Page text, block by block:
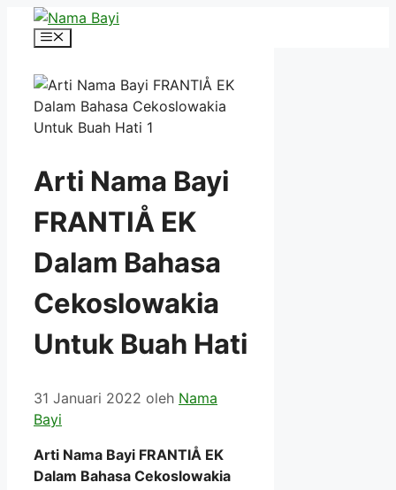
Langsung
Menu
Arti Nama Bayi
FRANTIÅ EK
Dalam Bahasa
Cekoslowakia
Untuk Buah Hati
31 Januari 2022 oleh Nama
Bayi
Arti Nama Bayi FRANTIÅ EK
Dalam Bahasa Cekoslowakia